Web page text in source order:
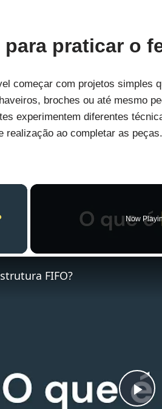
praticar o
começar com projetos simples
broches ou até mesmo
experimentem diferentes
realização ao completar as peças.
×
Now
FIFO?